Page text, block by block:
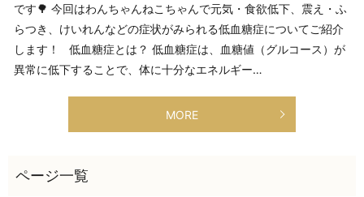
です🌳 今回はわんちゃんねこちゃんで元気・食欲低下、震え・ふ
らつき、けいれんなどの症状がみられる低血糖症についてご紹介
します！ 低血糖症とは？ 低血糖症は、血糖値（グルコース）が
異常に低下することで、体に十分なエネルギー…
MORE